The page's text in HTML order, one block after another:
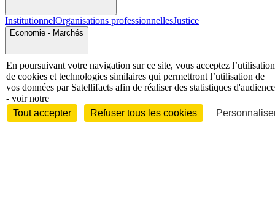
InstitutionnelOrganisations professionnellesJustice
Economie - Marchés
Entreprises et marchésTélécomsTechnologiesIndustries
En poursuivant votre navigation sur ce site, vous acceptez l’utilisation
de cookies et technologies similaires qui permettront l’utilisation de
vos données par Satellifacts afin de réaliser des statistiques d'audience
- voir notre
Tout accepter
Refuser tous les cookies